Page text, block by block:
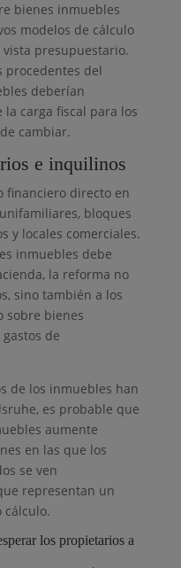
bienes inmuebles
modelos de cálculo
presupuestario.
procedentes del
deberían
carga fiscal para los
cambiar.
e inquilinos
financiero directo en
bloques
y locales comerciales.
inmuebles debe
la reforma no
sino también a los
sobre bienes
de
de los inmuebles han
es probable que
aumente
en las que los
se ven
representan un
cálculo.
los propietarios a